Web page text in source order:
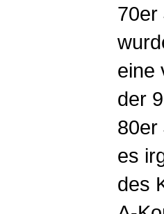
70er
eine
der
80er
es
des